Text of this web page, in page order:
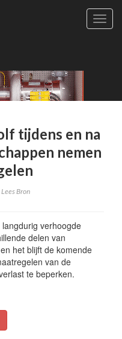
tijdens en na
nemen
Lees Bron
verhoogde
delen van
het blijft de komende
van de
te beperken.